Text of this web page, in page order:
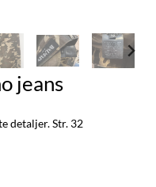
jeans
detaljer. Str. 32